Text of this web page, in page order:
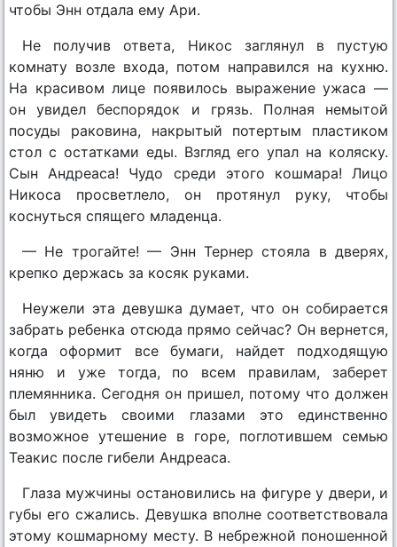
чтобы Энн отдала ему Ари.
Не получив ответа, Никос заглянул в пустую
комнату возле входа, потом направился на кухню.
На красивом лице появилось выражение ужаса —
он увидел беспорядок и грязь. Полная немытой
посуды раковина, накрытый потертым пластиком
стол с остатками еды. Взгляд его упал на коляску.
Сын Андреаса! Чудо среди этого кошмара! Лицо
Никоса просветлело, он протянул руку, чтобы
коснуться спящего младенца.
— Не трогайте! — Энн Тернер стояла в дверях,
крепко держась за косяк руками.
Неужели эта девушка думает, что он собирается
забрать ребенка отсюда прямо сейчас? Он вернется,
когда оформит все бумаги, найдет подходящую
няню и уже тогда, по всем правилам, заберет
племянника. Сегодня он пришел, потому что должен
был увидеть своими глазами это единственно
возможное утешение в горе, поглотившем семью
Теакис после гибели Андреаса.
Глаза мужчины остановились на фигуре у двери, и
губы его сжались. Девушка вполне соответствовала
этому кошмарному месту. В небрежной поношенной